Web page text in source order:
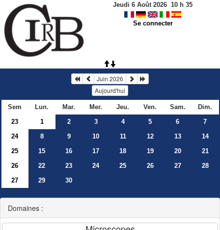
Jeudi 6 Août 2026 10 h 35
Se connecter
Juin 2026
Aujourd'hui
Sem Lun. Mar. Mer. Jeu. Ven. Sam.
Dim.
23
1 2 3 4 5 6
7
24
8 9 10 11 12 13
14
25
15 16 17 18 19 20
21
26
22 23 24 25 26 27
28
27
29 30
Domaines :